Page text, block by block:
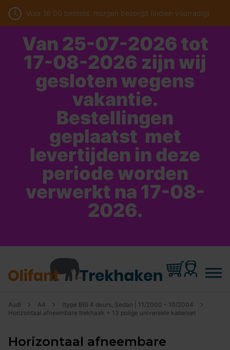
Voor 16:00 besteld, morgen bezorgd (indien voorradig)
Van 25-07-2026 tot
17-08-2026 zijn wij
gesloten wegens
vakantie.
Bestellingen
geplaatst met
levertijden in deze
periode worden
verwerkt na 17-08-
2026.
Audi A4
(type B6) 4 deurs, Sedan | 11/2000 - 10/2004
Horizontaal afneembare trekhaak + 13 polige universele kabelset
Horizontaal afneembare